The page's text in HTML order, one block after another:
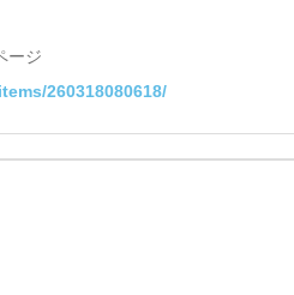
ージ
260318080618/